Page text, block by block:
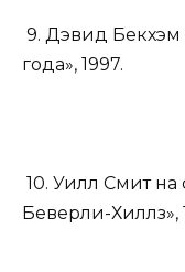
9. Дэвид
года», 1997.
10. Уилл Смит
Беверли-Хиллз»,